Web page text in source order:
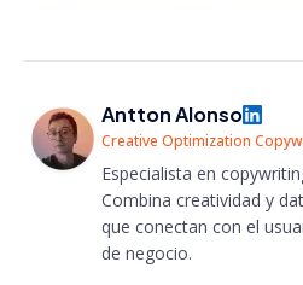
Antton Alonso
Creative Optimization
Especialista en
Combina creatividad y
que conectan con el
de negocio.